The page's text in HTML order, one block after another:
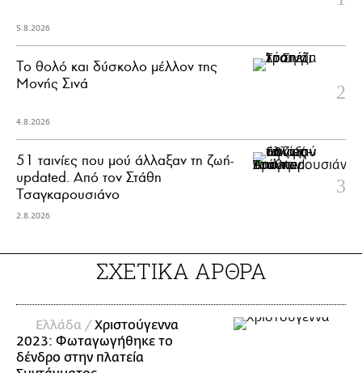
5.8.2026
Το θολό και δύσκολο μέλλον της
Μονής Σινά
4.8.2026
51 ταινίες που μού άλλαξαν τη ζωή-
updated. Aπό τον Στάθη
Τσαγκαρουσιάνο
2.8.2026
ΣΧΕΤΙΚΑ ΑΡΘΡΑ
Ελλάδα / Χριστούγεννα
2023: Φωταγωγήθηκε το
δένδρο στην πλατεία